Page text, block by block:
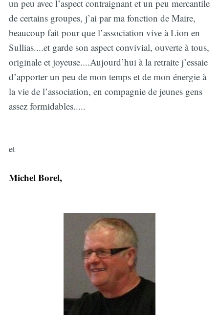
un peu avec l’aspect contraignant et un peu mercantile
de certains groupes, j’ai par ma fonction de Maire,
beaucoup fait pour que l’association vive à Lion en
Sullias....et garde son aspect convivial, ouverte à tous,
originale et joyeuse....Aujourd’hui à la retraite j’essaie
d’apporter un peu de mon temps et de mon énergie à
la vie de l’association, en compagnie de jeunes gens
assez formidables.....
et
Michel Borel,